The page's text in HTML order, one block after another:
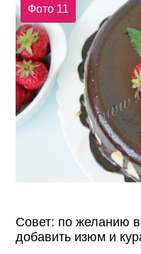
Фото 11
Совет: по желанию
добавить изюм и